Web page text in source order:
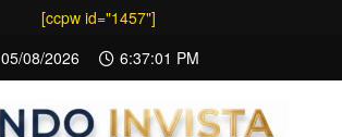
[ccpw id="1457"]
05/08/2026 6:37:01 PM